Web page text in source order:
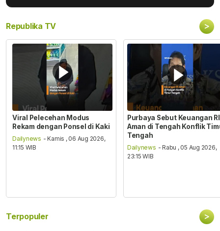
Republika TV >
Viral Pelecehan Modus
Rekam dengan Ponsel di Kaki
Dailynews - Kamis , 06 Aug 2026,
11:15 WIB
Purbaya Sebut Keuangan RI
Aman di Tengah Konflik
Tengah
Dailynews - Rabu , 05 Aug 2026,
23:15 WIB
Terpopuler >